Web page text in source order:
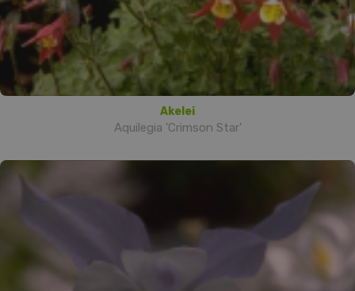
Akelei
Aquilegia 'Crimson Star'